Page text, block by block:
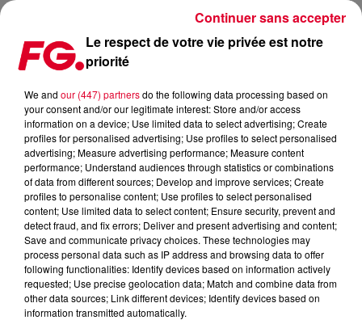
SWANKY TUNES: NOUVEAU TITRE
Publié : 21 avril 2015 à 9h02 par La rédaction
Le respect de votre vie privée est notre
priorité
We and our (447) partnersdo the following data processing based on
your consent and/or our legitimate interest: Store and/or access
information on a device; Use limited data to select advertising; Create
profiles for personalised advertising; Use profiles to select personalised
advertising; Measure advertising performance; Measure content
performance; Understand audiences through statistics or combinations
of data from different sources; Develop and improve services; Create
profiles to personalise content; Use profiles to select personalised
content; Use limited data to select content; Ensure security, prevent and
detect fraud, and fix errors; Deliver and present advertising and content;
Save and communicate privacy choices. These technologies may
process personal data such as IP address and browsing data to offer
following functionalities: Identify devices based on information actively
requested; Use precise geolocation data; Match and combine data from
other data sources; Link different devices; Identify devices based on
information transmitted automatically.
Continuer sans accepter